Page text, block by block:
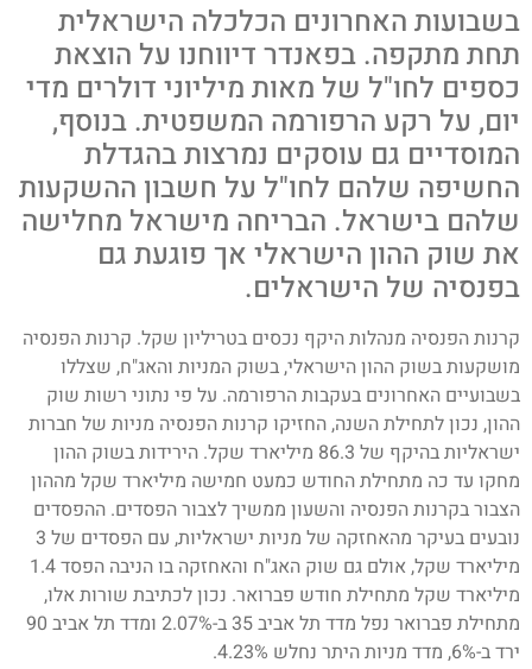
בשבועות האחרונים הכלכלה הישראלית
תחת מתקפה. בפאנדר דיווחנו על הוצאת
כספים לחו"ל של מאות מיליוני דולרים מדי
יום, על רקע הרפורמה המשפטית. בנוסף,
המוסדיים גם עוסקים נמרצות בהגדלת
החשיפה שלהם לחו"ל על חשבון ההשקעות
שלהם בישראל. הבריחה מישראל מחלישה
את שוק ההון הישראלי אך פוגעת גם
בפנסיה של הישראלים.
קרנות הפנסיה מנהלות היקף נכסים בטריליון שקל. קרנות הפנסיה
מושקעות בשוק ההון הישראלי, בשוק המניות והאג"ח, שצללו
בשבועיים האחרונים בעקבות הרפורמה. על פי נתוני רשות שוק
ההון, נכון לתחילת השנה, החזיקו קרנות הפנסיה מניות של חברות
ישראליות בהיקף של 86.3 מיליארד שקל. הירידות בשוק ההון
מחקו עד כה מתחילת החודש כמעט חמישה מיליארד שקל מההון
הצבור בקרנות הפנסיה והשעון ממשיך לצבור הפסדים. ההפסדים
נובעים בעיקר מהאחזקה של מניות ישראליות, עם הפסדים של 3
מיליארד שקל, אולם גם שוק האג"ח והאחזקה בו הניבה הפסד 1.4
מיליארד שקל מתחילת חודש פברואר. נכון לכתיבת שורות אלו,
מתחילת פברואר נפל מדד תל אביב 35 ב-2.07% ומדד תל אביב 90
ירד ב-6%, מדד מניות היתר נחלש 4.23%.